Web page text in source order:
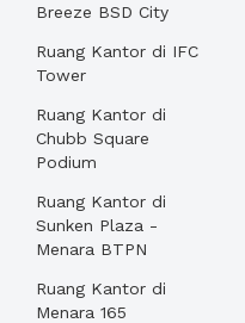
Breeze BSD City
Ruang Kantor di IFC
Tower
Ruang Kantor di
Chubb Square
Podium
Ruang Kantor di
Sunken Plaza -
Menara BTPN
Ruang Kantor di
Menara 165